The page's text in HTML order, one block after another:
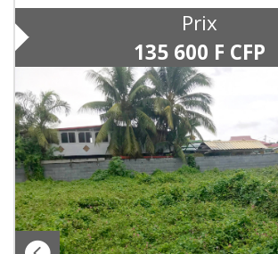
Prix
135 600 F CFP